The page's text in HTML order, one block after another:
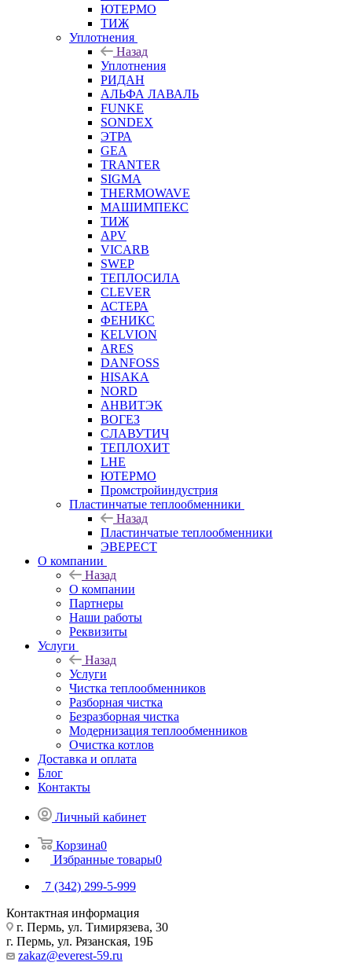
ЮТЕРМО
ТИЖ
Уплотнения
Назад
Уплотнения
РИДАН
АЛЬФА ЛАВАЛЬ
FUNKE
SONDEX
ЭТРА
GEA
TRANTER
SIGMA
THERMOWAVE
МАШИМПЕКС
ТИЖ
APV
VICARB
SWEP
ТЕПЛОСИЛА
CLEVER
АСТЕРА
ФЕНИКС
KELVION
ARES
DANFOSS
HISAKA
NORD
АНВИТЭК
ВОГЕЗ
СЛАВУТИЧ
ТЕПЛОХИТ
LHE
ЮТЕРМО
Промстройиндустрия
Пластинчатые теплообменники
Назад
Пластинчатые теплообменники
ЭВЕРЕСТ
О компании
Назад
О компании
Партнеры
Наши работы
Реквизиты
Услуги
Назад
Услуги
Чистка теплообменников
Разборная чистка
Безразборная чистка
Модернизация теплообменников
Очистка котлов
Доставка и оплата
Блог
Контакты
Личный кабинет
Корзина0
Избранные товары0
7 (342) 299-5-999
Контактная информация
г. Пермь, ул. Тимирязева, 30
г. Пермь, ул. Рязанская, 19Б
zakaz@everest-59.ru